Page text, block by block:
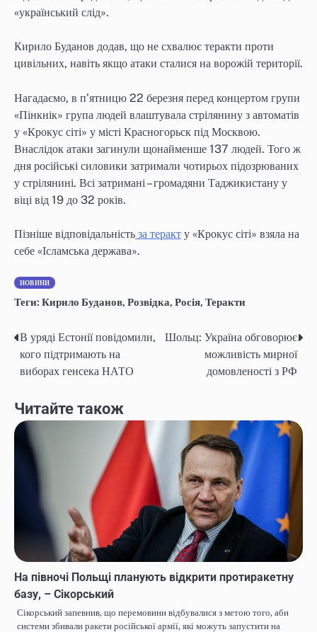
«український слід».
Кирило Буданов додав, що не схвалює теракти проти
цивільних, навіть якщо атаки сталися на ворожій території.
Нагадаємо, в п’ятницю 22 березня перед концертом групи
«Пінкнік» група людей влаштувала стрілянину з автоматів
у «Крокус сіті» у місті Красногорьск під Москвою.
Внаслідок атаки загинули щонайменше 137 людей. Того ж
дня російські силовики затримали чотирьох підозрюваних
у стрілянині. Всі затримані – громадяни Таджикистану у
віці від 19 до 32 років.
Пізніше відповідальність за теракт у «Крокус сіті» взяла на
себе «Ісламська держава».
НОВИНИ
Теги: Кирило Буданов, Розвідка, Росія, Теракти
Навігація
записів
В уряді Естонії повідомили,
кого підтримають на
виборах генсека НАТО
Шольц: Україна обговорює
можливість мирної
домовленості з РФ
Читайте також
На півночі Польщі планують відкрити протиракетну
базу, – Сікорський
Сікорський запевнив, що перемовини відбувалися з метою того, аби
системи збивали ракети російської армії, які можуть запустити на